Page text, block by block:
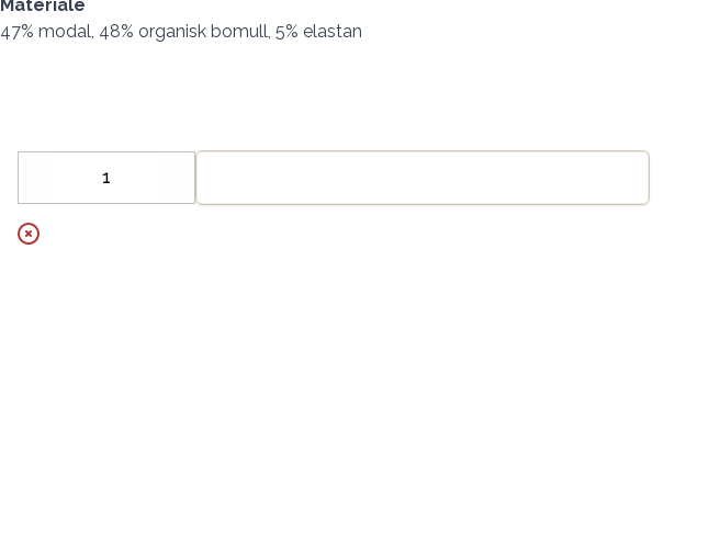
Materiale
47% modal, 48% organisk bomull, 5% elastan
Decrease